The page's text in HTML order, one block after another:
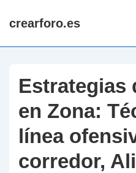
Skipcrearforo.es
Estrategias
en Zona:
línea
corredor,